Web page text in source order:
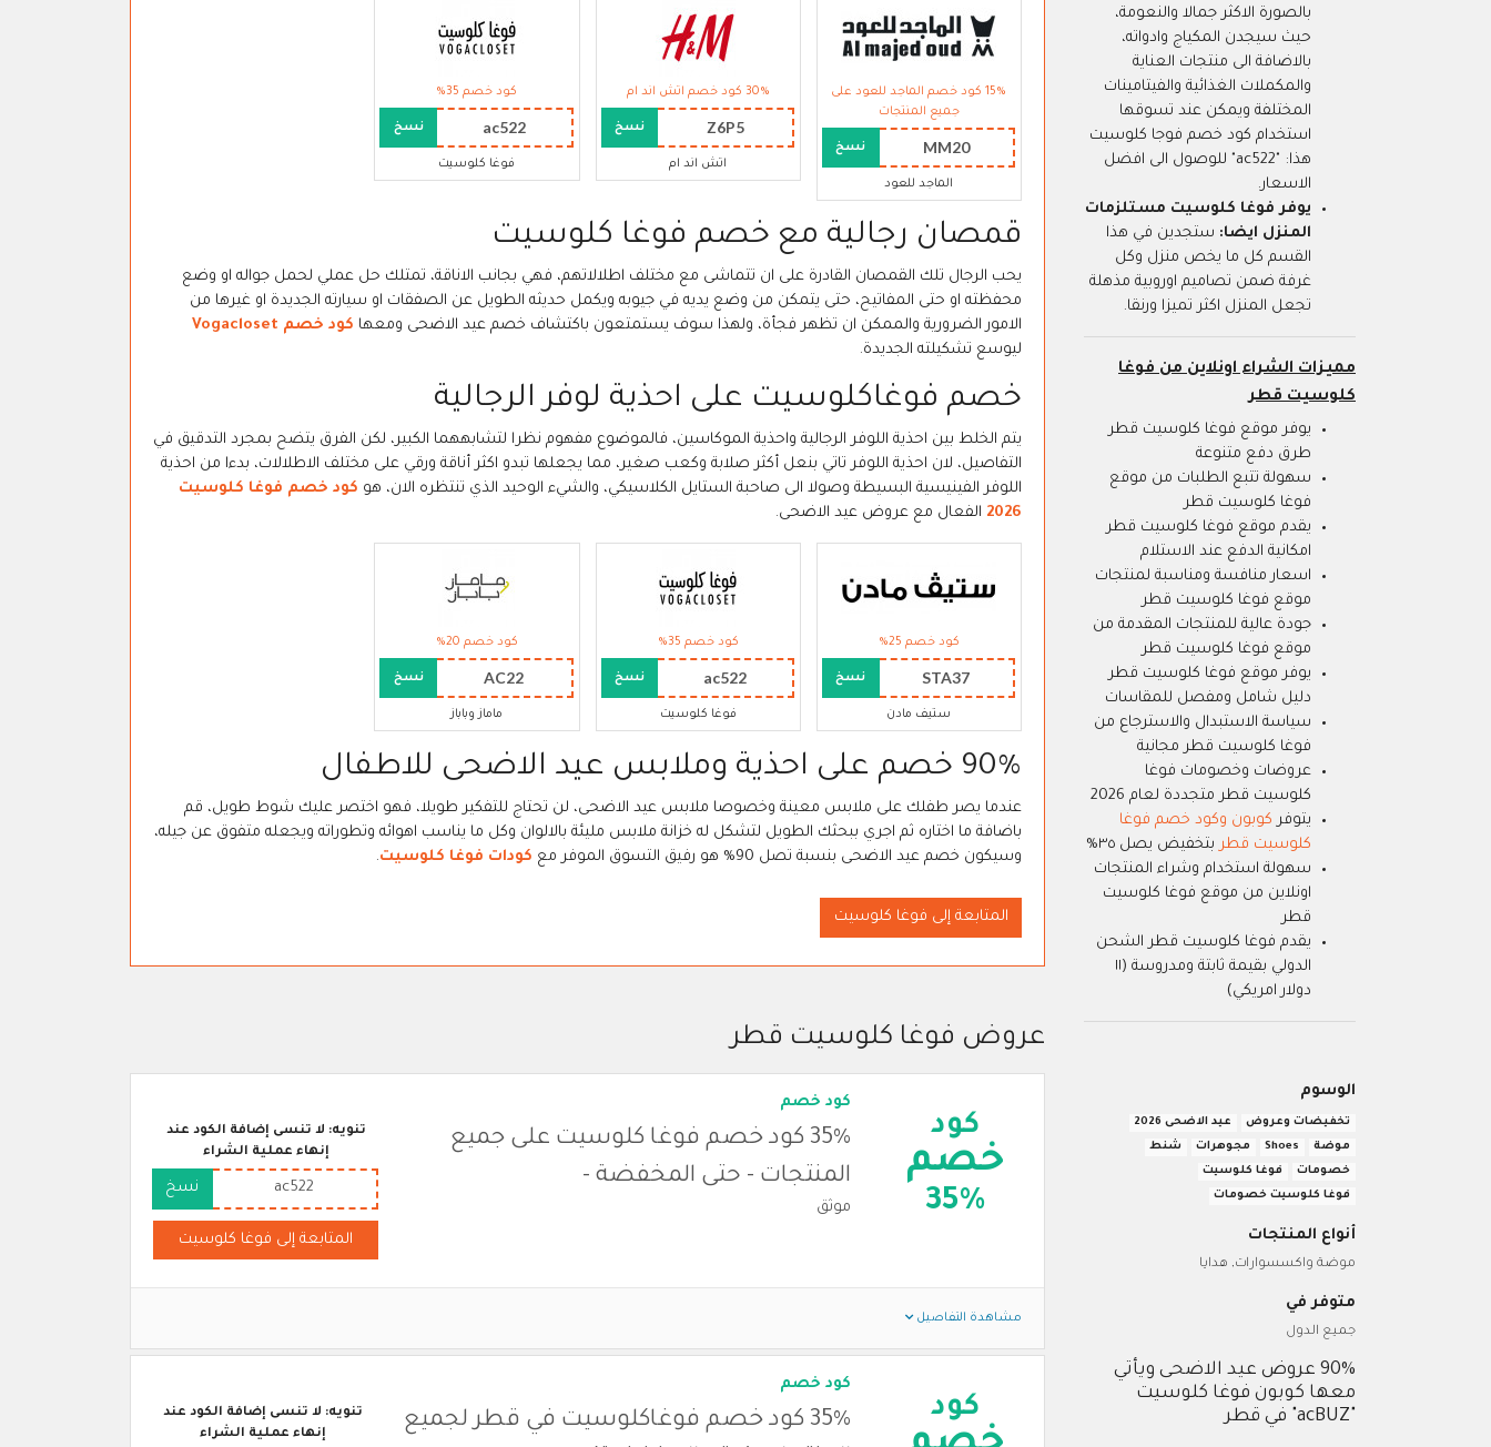
15% كود خصم الماجد للعود على
جميع المنتجات
MM20 نسخ
الماجد للعود
30% كود خصم اتش اند ام
Z6P5 نسخ
اتش اند ام
كود خصم 35%
ac522 نسخ
فوغا كلوسيت
قمصان رجالية مع خصم فوغا كلوسيت
يحب الرجال تلك القمصان القادرة على ان تتماشى مع مختلف اطلالاتهم، فهي بجانب الاناقة، تمتلك حل عملي لحمل جواله او وضع
محفظته او حتى المفاتيح، حتى يتمكن من وضع يديه في جيوبه ويكمل حديثه الطويل عن الصفقات او سيارته الجديدة او غيرها من
الامور الضرورية والممكن ان تظهر فجأة، ولهذا سوف يستمتعون باكتشاف خصم عيد الاضحى ومعها كود خصم Vogacloset
ليوسع تشكيلته الجديدة.
خصم فوغاكلوسيت على احذية لوفر الرجالية
يتم الخلط بين احذية اللوفر الرجالية واحذية الموكاسين، فالموضوع مفهوم نظرا لتشابههما الكبير، لكن الفرق يتضح بمجرد التدقيق في
التفاصيل، لان احذية اللوفر تاتي بنعل أكثر صلابة وكعب صغير، مما يجعلها تبدو اكثر أناقة ورقي على مختلف الاطلالات، بدءا من احذية
اللوفر الفينيسية البسيطة وصولا الى صاحبة الستايل الكلاسيكي، والشيء الوحيد الذي تنتظره الان، هو كود خصم فوغا كلوسيت
2026 الفعال مع عروض عيد الاضحى.
كود خصم 25%
STA37 نسخ
ستيف مادن
كود خصم 35%
ac522 نسخ
فوغا كلوسيت
كود خصم 20%
AC22 نسخ
ماماز وباباز
90% خصم على احذية وملابس عيد الاضحى للاطفال
عندما يصر طفلك على ملابس معينة وخصوصا ملابس عيد الاضحى، لن تحتاج للتفكير طويلا، فهو اختصر عليك شوط طويل، قم
باضافة ما اختاره ثم اجري ببحثك الطويل لتشكل له خزانة ملابس مليئة بالالوان وكل ما يناسب اهوائه وتطوراته ويجعله متفوق عن جيله،
وسيكون خصم عيد الاضحى بنسبة تصل 90% هو رفيق التسوق الموفر مع
كودات فوغا كلوسيت.
المتابعة إلى فوغا كلوسيت
عروض فوغا كلوسيت قطر
كود
خصم
35%
كود خصم
35% كود خصم فوغا كلوسيت على جميع
المنتجات - حتى المخفضة -
موثق
تنويه: لا تنسى إضافة الكود عند
إنهاء عملية الشراء
ac522 نسخ
المتابعة إلى فوغا كلوسيت
مشاهدة التفاصيل
كود
كود خصم
35% كود خصم فوغاكلوسيت في قطر لجميع
تنويه: لا تنسى إضافة الكود عند
إنهاء عملية الشراء
بالصورة الاكثر جمالا والنعومة،
حيث سيجدن المكياج وادواته،
بالاضافة الى منتجات العناية
والمكملات الغذائية والفيتامينات
المختلفة ويمكن عند تسوقها
استخدام كود خصم فوجا كلوسيت
هذا: "ac522" للوصول الى افضل
الاسعار.
يوفر فوغا كلوسيت مستلزمات
المنزل ايضا: ستجدين في هذا
القسم كل ما يخص منزل وكل
غرفة ضمن تصاميم اوروبية مذهلة
تجعل المنزل اكثر تميزا ورنقا.
مميزات الشراء اونلاين من فوغا
كلوسيت قطر
يوفر موقع فوغا كلوسيت قطر
طرق دفع متنوعة
سهولة تتبع الطلبات من موقع
فوغا كلوسيت قطر
يقدم موقع فوغا كلوسيت قطر
امكانية الدفع عند الاستلام
اسعار منافسة ومناسبة لمنتجات
موقع فوغا كلوسيت قطر
جودة عالية للمنتجات المقدمة من
موقع فوغا كلوسيت قطر
يوفر موقع فوغا كلوسيت قطر
دليل شامل ومفصل للمقاسات
سياسة الاستبدال والاسترجاع من
فوغا كلوسيت قطر مجانية
عروضات وخصومات فوغا
كلوسيت قطر متجددة لعام 2026
يتوفر كوبون وكود خصم فوغا
كلوسيت قطربتخفيض يصل ٣٥%
سهولة استخدام وشراء المنتجات
اونلاين من موقع فوغا كلوسيت
قطر
يقدم فوغا كلوسيت قطر الشحن
الدولي بقيمة ثابتة ومدروسة (١١
دولار امريكي)
الوسوم
تخفيضات وعروض
عيد الاضحى 2026
موضة
Shoes مجوهرات
شنط
خصومات
فوغا كلوسيت
فوغا كلوسيت خصومات
أنواع المنتجات
موضة واكسسوارات, هدايا
متوفر في
جميع الدول
90% عروض عيد الاضحى ويأتي
معها كوبون فوغا كلوسيت